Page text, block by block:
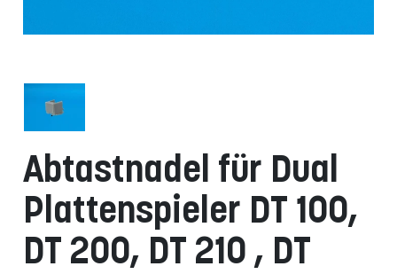
Abtastnadel für Dual
Plattenspieler DT 100,
DT 200, DT 210 , DT